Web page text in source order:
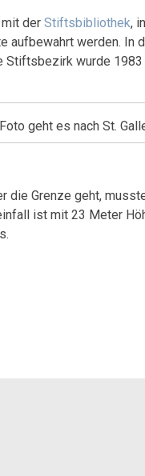
der Stiftsbibliothek,
aufbewahrt werden. In
Stiftsbezirk wurde
geht es nach St.
die Grenze geht,
ist mit 23 Meter